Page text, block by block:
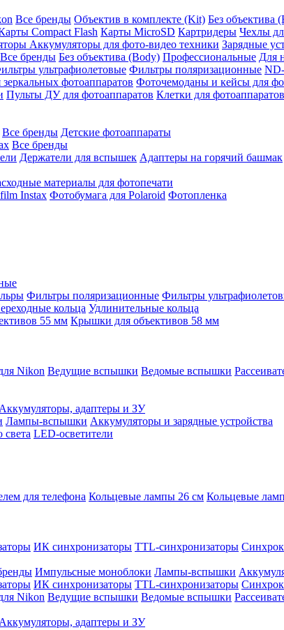
Все бренды Объектив в комплекте (Kit) Без объектива
Compact Flash Карты MicroSD Картридеры Чехлы
Аккумуляторы для фото-видео техники Зарядные
Все бренды Без объектива (Body) Профессиональные Для
ультрафиолетовые Фильтры поляризационные
зеркальных фотоаппаратов Фоточемоданы и кейсы для
Пульты ДУ для фотоаппаратов Клетки для фотоаппаратов
Все бренды Детские фотоаппараты
Все бренды
Держатели для вспышек Адаптеры на горячий башмак
материалы для фотопечати
Instax Фотобумага для Polaroid Фотопленка
Фильтры поляризационные Фильтры
кольца Удлинительные кольца
55 мм Крышки для объективов 58 мм
Nikon Ведущие вспышки Ведомые вспышки
Аккумуляторы, адаптеры и ЗУ
Лампы-вспышки Аккумуляторы и зарядные устройства
LED-осветители
для телефона Кольцевые лампы 26 см Кольцевые
ИК синхронизаторы TTL-синхронизаторы
Импульсные моноблоки Лампы-вспышки
ИК синхронизаторы TTL-синхронизаторы
Nikon Ведущие вспышки Ведомые вспышки
Аккумуляторы, адаптеры и ЗУ